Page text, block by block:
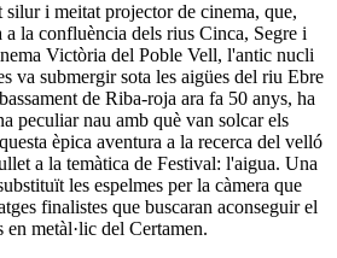
i meitat projector de cinema, que,
la confluència dels rius Cinca, Segre i
Victòria del Poble Vell, l'antic nucli
va submergir sota les aigües del riu Ebre
de Riba-roja ara fa 50 anys, ha
peculiar nau amb què van solcar els
èpica aventura a la recerca del velló
a la temàtica de Festival: l'aigua. Una
les espelmes per la càmera que
finalistes que buscaran aconseguir el
metàl·lic del Certamen.